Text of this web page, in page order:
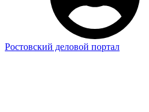
Ростовский деловой портал